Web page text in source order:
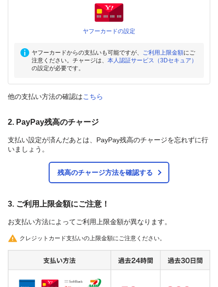
ヤフーカードの設定
ヤフーカードからの支払いも可能ですが、 ご利用上限金額にご
注意ください。チャージは、 本人認証サービス（3Dセキュア）
の設定が必要です。
他の支払い方法の確認はこちら
2. PayPay残高のチャージ
支払い設定が済んだあとは、PayPay残高のチャージを忘れずに行
いましょう。
残高のチャージ方法を確認する
3. ご利用上限金額にご注意！
お支払い方法によってご利用上限金額が異なります。
クレジットカード支払いの上限金額にご注意ください。